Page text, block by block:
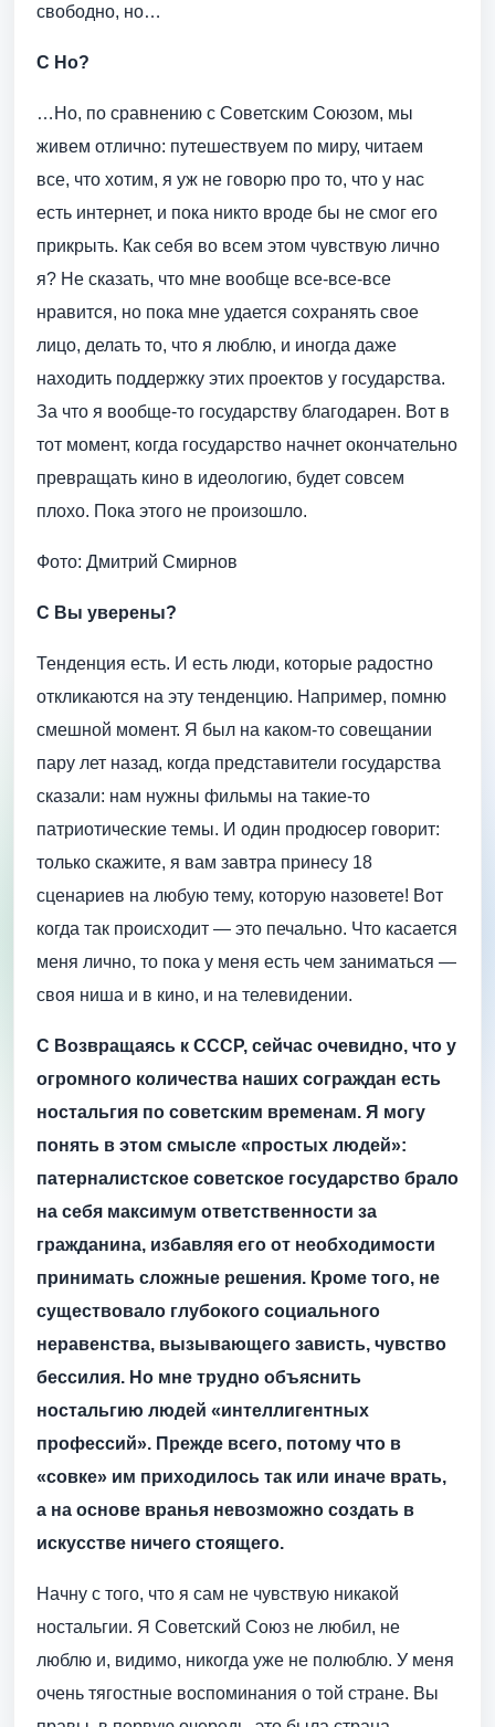
свободно, но…
С Но?
…Но, по сравнению с Советским Союзом, мы
живем отлично: путешествуем по миру, читаем
все, что хотим, я уж не говорю про то, что у нас
есть интернет, и пока никто вроде бы не смог его
прикрыть. Как себя во всем этом чувствую лично
я? Не сказать, что мне вообще все-все-все
нравится, но пока мне удается сохранять свое
лицо, делать то, что я люблю, и иногда даже
находить поддержку этих проектов у государства.
За что я вообще-то государству благодарен. Вот в
тот момент, когда государство начнет окончательно
превращать кино в идеологию, будет совсем
плохо. Пока этого не произошло.
Фото: Дмитрий Смирнов
С Вы уверены?
Тенденция есть. И есть люди, которые радостно
откликаются на эту тенденцию. Например, помню
смешной момент. Я был на каком-то совещании
пару лет назад, когда представители государства
сказали: нам нужны фильмы на такие-то
патриотические темы. И один продюсер говорит:
только скажите, я вам завтра принесу 18
сценариев на любую тему, которую назовете! Вот
когда так происходит — это печально. Что касается
меня лично, то пока у меня есть чем заниматься —
своя ниша и в кино, и на телевидении.
С Возвращаясь к СССР, сейчас очевидно, что у
огромного количества наших сограждан есть
ностальгия по советским временам. Я могу
понять в этом смысле «простых людей»:
патерналистское советское государство брало
на себя максимум ответственности за
гражданина, избавляя его от необходимости
принимать сложные решения. Кроме того, не
существовало глубокого социального
неравенства, вызывающего зависть, чувство
бессилия. Но мне трудно объяснить
ностальгию людей «интеллигентных
профессий». Прежде всего, потому что в
«совке» им приходилось так или иначе врать,
а на основе вранья невозможно создать в
искусстве ничего стоящего.
Начну с того, что я сам не чувствую никакой
ностальгии. Я Советский Союз не любил, не
люблю и, видимо, никогда уже не полюблю. У меня
очень тягостные воспоминания о той стране. Вы